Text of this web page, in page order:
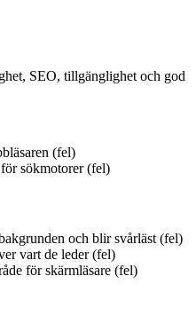
SEO, tillgänglighet och god
(fel)
sökmotorer (fel)
och blir svårläst (fel)
vart de leder (fel)
för skärmläsare (fel)